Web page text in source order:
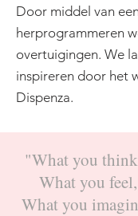
Door middel van
herprogrammeren
overtuigingen. We
inspireren door het
Dispenza.
"What you
What you
What you